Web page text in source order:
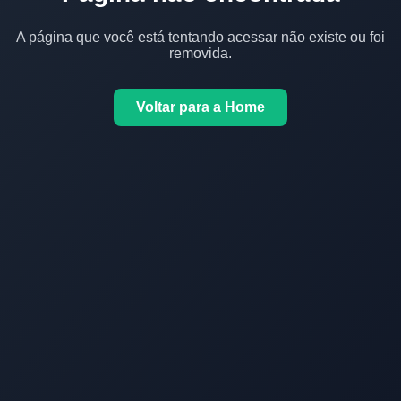
A página que você está tentando acessar não existe ou foi
removida.
Voltar para a Home